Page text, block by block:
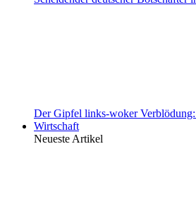
Der Gipfel links-woker
Wirtschaft
Neueste Artikel